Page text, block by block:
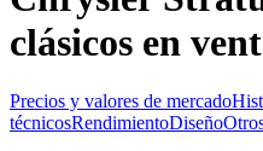
clásicos en
Precios y valores de mercado
técnicosRendimientoDiseño